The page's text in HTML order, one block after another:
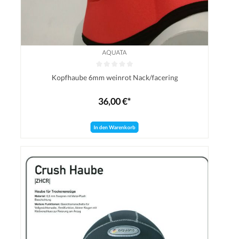
AQUATA
Durchschnittliche Bewertung von 0 von 5 Sternen
Kopfhaube 6mm weinrot Nack/facering
36,00 €*
In den Warenkorb